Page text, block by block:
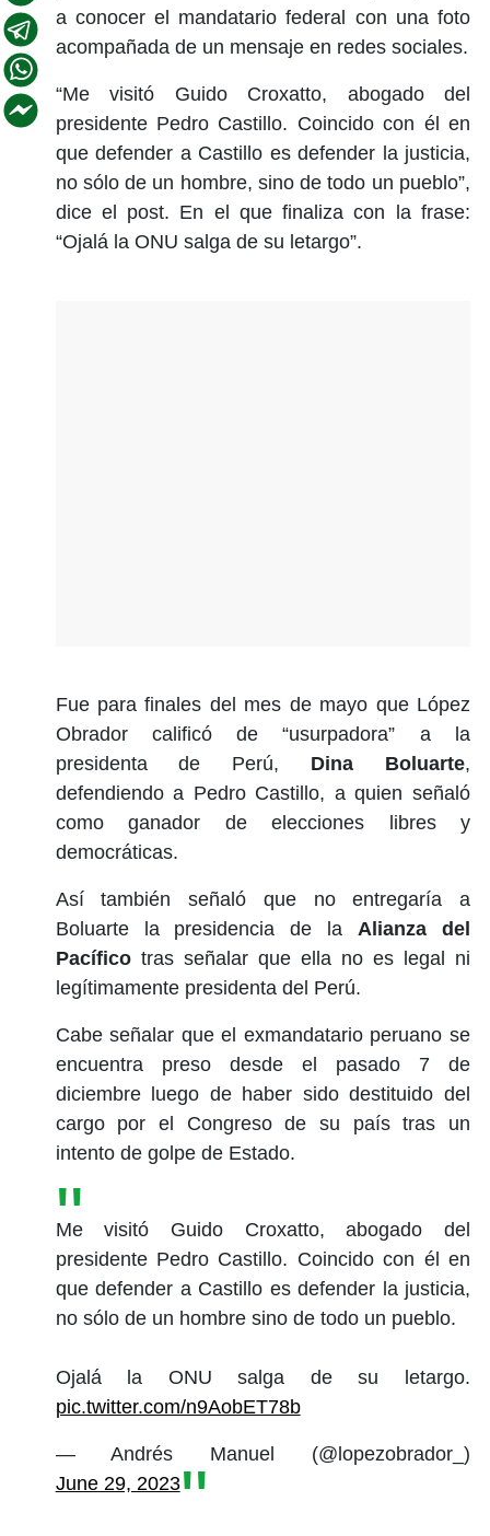
a conocer el mandatario federal con una foto
acompañada de un mensaje en redes sociales.
“Me visitó Guido Croxatto, abogado del
presidente Pedro Castillo. Coincido con él en
que defender a Castillo es defender la justicia,
no sólo de un hombre, sino de todo un pueblo”,
dice el post. En el que finaliza con la frase:
“Ojalá la ONU salga de su letargo”.
Fue para finales del mes de mayo que López
Obrador calificó de “usurpadora” a la
presidenta de Perú, Dina Boluarte,
defendiendo a Pedro Castillo, a quien señaló
como ganador de elecciones libres y
democráticas.
Así también señaló que no entregaría a
Boluarte la presidencia de la Alianza del
Pacíficotras señalar que ella no es legal ni
legítimamente presidenta del Perú.
Cabe señalar que el exmandatario peruano se
encuentra preso desde el pasado 7 de
diciembre luego de haber sido destituido del
cargo por el Congreso de su país tras un
intento de golpe de Estado.
Me visitó Guido Croxatto, abogado del
presidente Pedro Castillo. Coincido con él en
que defender a Castillo es defender la justicia,
no sólo de un hombre sino de todo un pueblo.
Ojalá la ONU salga de su letargo.
pic.twitter.com/n9AobET78b
— Andrés Manuel (@lopezobrador_)
June 29, 2023